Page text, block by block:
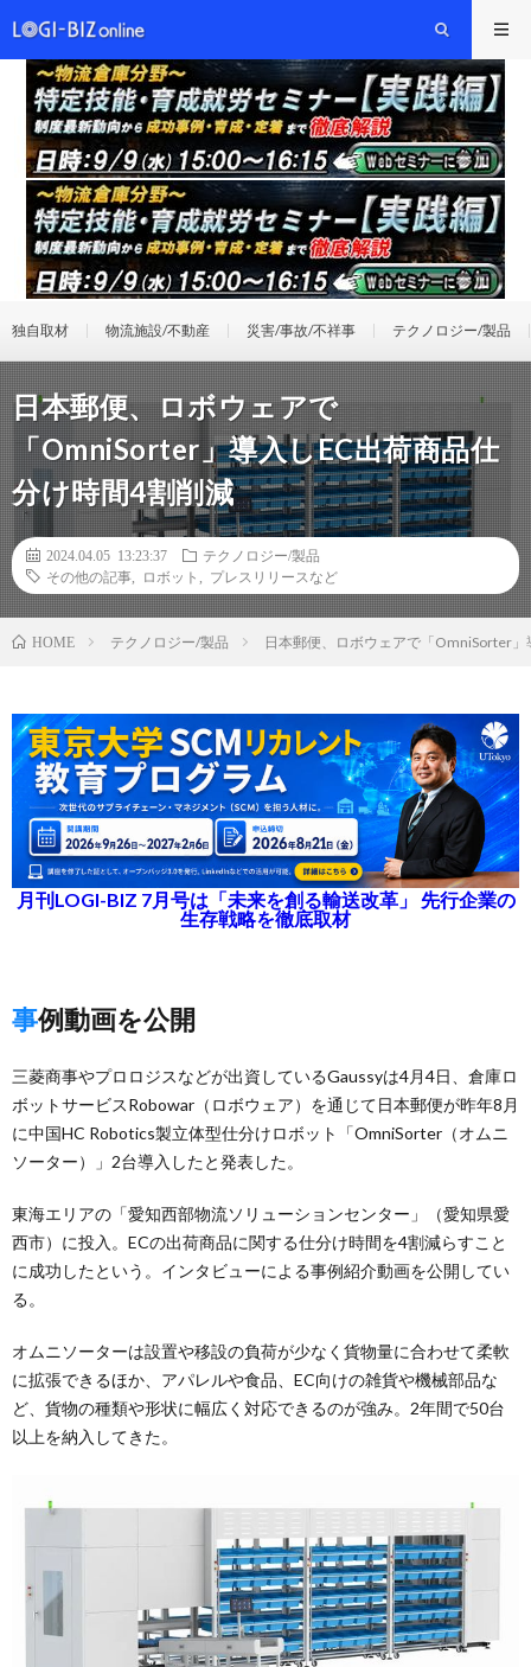
独自取材 物流施設/不動産 災害/事故/不祥事 テクノロジー/製品
日本郵便、ロボウェアで
「OmniSorter」導入しEC出荷商品仕
分け時間4割削減
2024.04.05 13:23:37
テクノロジー/製品
その他の記事
ロボット プレスリリースなど
HOME テクノロジー/製品 日本郵便、ロボウェアで「OmniSorter
月刊LOGI-BIZ 7月号は「未来を創る輸送改革」 先行企業の
生存戦略を徹底取材
事例動画を公開
三菱商事やプロロジスなどが出資しているGaussyは4月4日、倉庫ロ
ボットサービスRobowar（ロボウェア）を通じて日本郵便が昨年8月
に中国HC Robotics製立体型仕分けロボット「OmniSorter（オムニ
ソーター）」2台導入したと発表した。
東海エリアの「愛知西部物流ソリューションセンター」（愛知県愛
西市）に投入。ECの出荷商品に関する仕分け時間を4割減らすこと
に成功したという。インタビューによる事例紹介動画を公開してい
る。
オムニソーターは設置や移設の負荷が少なく貨物量に合わせて柔軟
に拡張できるほか、アパレルや食品、EC向けの雑貨や機械部品な
ど、貨物の種類や形状に幅広く対応できるのが強み。2年間で50台
以上を納入してきた。